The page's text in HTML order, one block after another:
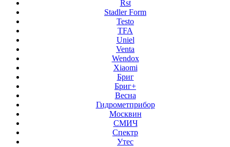
Rst
Stadler Form
Testo
TFA
Uniel
Venta
Wendox
Xiaomi
Бриг
Бриг+
Весна
Гидрометприбор
Москвин
СМИЧ
Спектр
Утес